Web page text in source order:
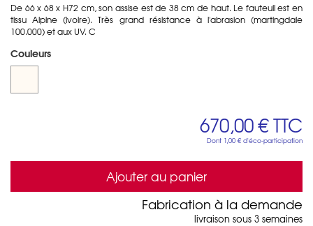
De 66 x 68 x H72 cm, son assise est de 38 cm de haut. Le fauteuil est en
tissu Alpine (ivoire). Très grand résistance à l'abrasion (martingdale
100.000) et aux UV. C
Couleurs
670,00 €TTC
Dont 1,00 € d'éco-participation
Ajouter au panier
Fabrication à la demande
livraison sous 3 semaines